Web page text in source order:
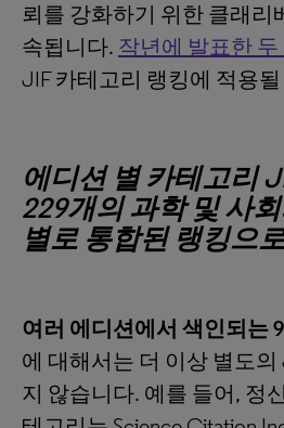
뢰를 강화하기 위한 클래리
속됩니다. 작년에 발표한
JIF 카테고리 랭킹에 적용
에디션 별 카테고리
229개의 과학 및 사
별로 통합된 랭킹으
여러 에디션에서 색인되는
에 대해서는 더 이상 별도
지 않습니다. 예를 들어, 정